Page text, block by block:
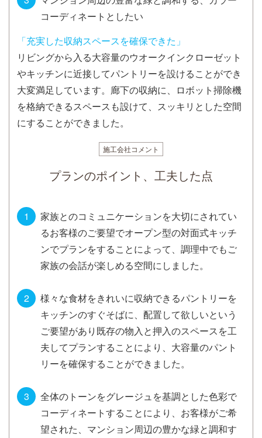
コーディネートとしたい
「充実した収納スペースを確保できた」
リビングから入る大容量のウオークインクローゼット
やキッチンに近接してパントリーを設けることができ
大変満足しています。廊下の収納に、ロボット掃除機
を格納できるスペースも設けて、スッキリとした空間
にすることができました。
施工会社コメント
プランのポイント、工夫した点
家族とのコミュニケーションを大切にされてい
るお客様のご要望でオープン型の対面式キッチ
ンでプランをすることによって、調理中でもご
家族の会話が楽しめる空間にしました。
様々な食材をきれいに収納できるパントリーを
キッチンのすぐそばに、配置して欲しいという
ご要望があり既存の物入と押入のスペースを工
夫してプランすることにより、大容量のパント
リーを確保することができました。
全体のトーンをグレージュを基調とした色彩で
コーディネートすることにより、お客様がご希
望された、マンション周辺の豊かな緑と調和す